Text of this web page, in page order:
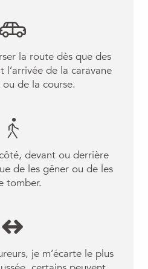
la route dès que des
l’arrivée de la caravane
de la course.
devant ou derrière
de les gêner ou de les
tomber.
je m’écarte le plus